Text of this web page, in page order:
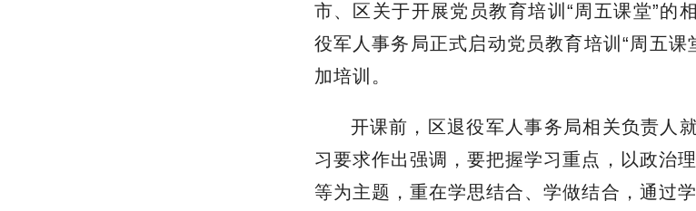
市、区关于开展党员教育培训“周五课堂”的
役军人事务局正式启动党员教育培训“周五课
加培训。
开课前，区退役军人事务局相关负责人
习要求作出强调，要把握学习重点，以政治
等为主题，重在学思结合、学做结合，通过